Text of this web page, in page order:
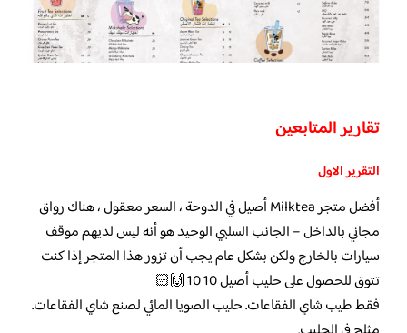
تقارير المتابعين
التقرير الاول
أفضل متجر Milktea أصيل في الدوحة ، السعر معقول ، هناك رواق
مجاني بالداخل – الجانب السلبي الوحيد هو أنه ليس لديهم موقف
سيارات بالخارج ولكن بشكل عام يجب أن تزور هذا المتجر إذا كنت
تتوق للحصول على حليب أصيل 10 10 🙌🏻
فقط طيب شاي الفقاعات. حليب الصويا المائي لصنع شاي الفقاعات.